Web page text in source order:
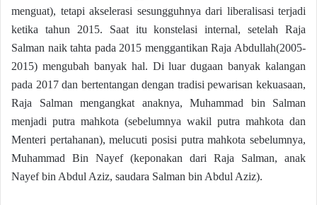
menguat), tetapi akselerasi sesungguhnya dari liberalisasi terjadi
ketika tahun 2015. Saat itu konstelasi internal, setelah Raja
Salman naik tahta pada 2015 menggantikan Raja Abdullah(2005-
2015) mengubah banyak hal. Di luar dugaan banyak kalangan
pada 2017 dan bertentangan dengan tradisi pewarisan kekuasaan,
Raja Salman mengangkat anaknya, Muhammad bin Salman
menjadi putra mahkota (sebelumnya wakil putra mahkota dan
Menteri pertahanan), melucuti posisi putra mahkota sebelumnya,
Muhammad Bin Nayef (keponakan dari Raja Salman, anak
Nayef bin Abdul Aziz, saudara Salman bin Abdul Aziz).